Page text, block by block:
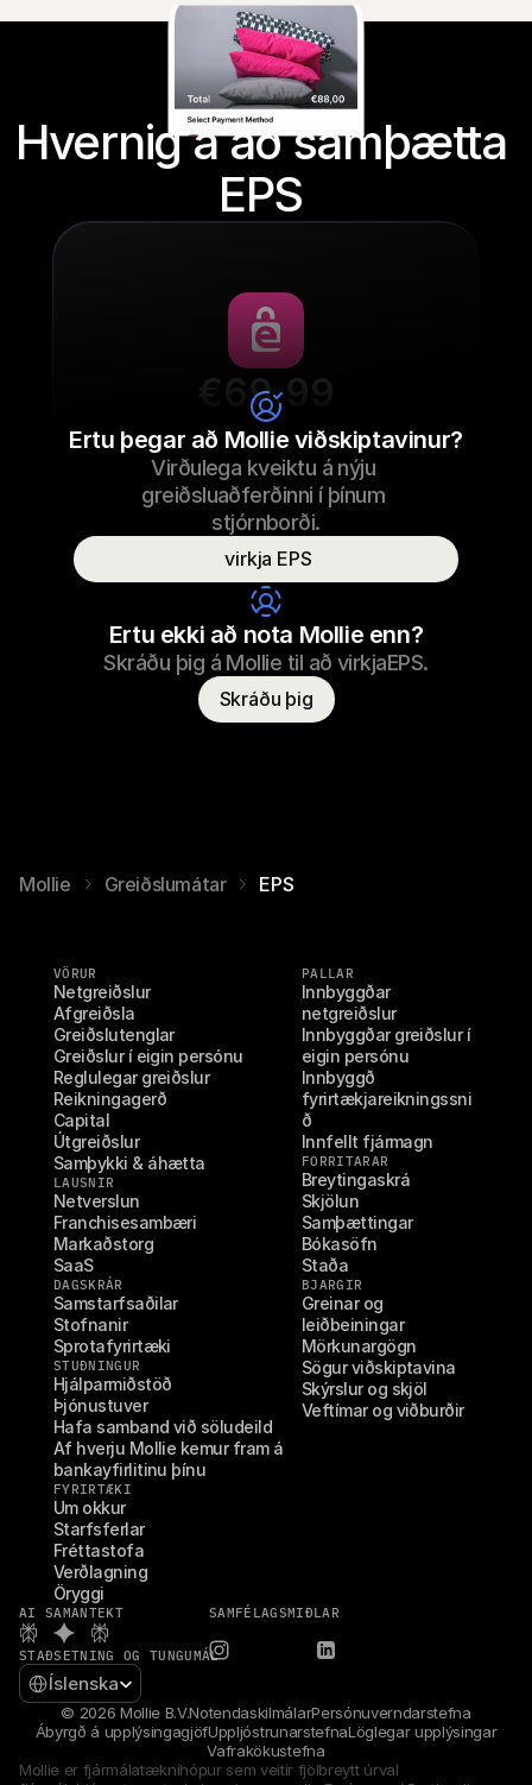
Hvernig á að samþætta
EPS
€69.99
Sneaker snúrur
Sneaker snúrur
23/09/2022 17:29
Nafn neytanda T. Otter
Ertu þegar að Mollie viðskiptavinur?
Virðulega kveiktu á nýju
greiðsluaðferðinni í þínum
stjórnborði.
virkja EPS
Ertu ekki að nota Mollie enn?
Skráðu þig á Mollie til að virkjaEPS.
Skráðu þig
Mollie Greiðslumátar EPS
VÖRUR
Netgreiðslur
Afgreiðsla
Greiðslutenglar
Greiðslur í eigin persónu
Reglulegar greiðslur
Reikningagerð
Capital
Útgreiðslur
Samþykki & áhætta
LAUSNIR
Netverslun
Franchisesambæri
Markaðstorg
SaaS
DAGSKRÁR
Samstarfsaðilar
Stofnanir
Sprotafyrirtæki
STUÐNINGUR
Hjálparmiðstöð
Þjónustuver
Hafa samband við söludeild
Af hverju Mollie kemur fram á
bankayfirlitinu þínu
FYRIRTÆKI
Um okkur
Starfsferlar
Fréttastofa
Verðlagning
Öryggi
PALLAR
Innbyggðar
netgreiðslur
Innbyggðar greiðslur í
eigin persónu
Innbyggð
fyrirtækjareikningssni
ð
Innfellt fjármagn
FORRITARAR
Breytingaskrá
Skjölun
Samþættingar
Bókasöfn
Staða
BJARGIR
Greinar og
leiðbeiningar
Mörkunargögn
Sögur viðskiptavina
Skýrslur og skjöl
Veftímar og viðburðir
AI SAMANTEKT SAMFÉLAGSMIÐLAR
STAÐSETNING OG TUNGUMÁL
Select Language
Íslenska
© 2026 Mollie B.V.NotendaskilmálarPersónuverndarstefna
Ábyrgð á upplýsingagjöfUppljóstrunarstefnaLöglegar upplýsingar
Vafrakökustefna
Mollie er fjármálatæknihópur sem veitir fjölbreytt úrval